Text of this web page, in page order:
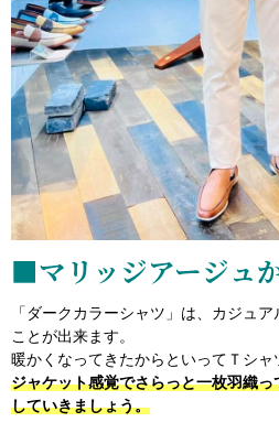
■マリッジアージュ
「ダークカラーシャツ」は、カジュ
ことが出来ます。
暖かくなってきたからといってＴシャ
ジャケット感覚でさらっと一枚羽織
していきましょう。